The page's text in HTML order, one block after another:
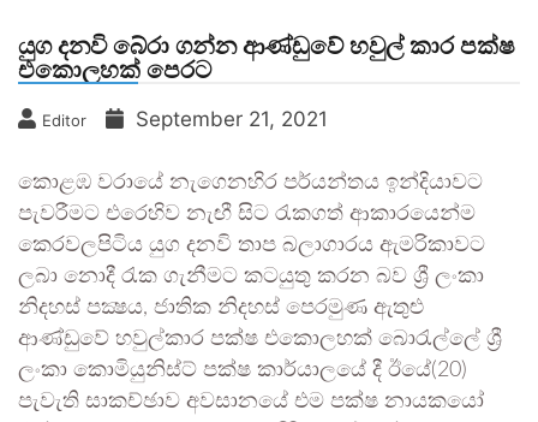
යුග දනවි බේරා ගන්න ආණ්ඩුවේ හවුල් කාර පක්ෂ
එකොලහක් පෙරට
Editor September 21, 2021
කොළඹ වරායේ නැගෙනහිර පර්යන්තය ඉන්දියාවට
පැවරීමට එරෙහිව නැඟී සිට රැකගත් ආකාරයෙන්ම
කෙරවලපිටිය යුග දනවි තාප බලාගාරය ඇමරිකාවට
ලබා නොදී රැක ගැනීමට කටයුතු කරන බව ශ්‍රී ලංකා
නිදහස් පක්‍ෂය, ජාතික නිදහස් පෙරමුණ ඇතුළු
ආණ්ඩුවේ හවුල්කාර පක්ෂ එකොලහක් බොරැල්ලේ ශ්‍රී
ලංකා කොමියුනිස්ට් පක්ෂ කාර්යාලයේ දී ඊයේ(20)
පැවැති සාකච්ඡාව අවසානයේ එම පක්ෂ නායකයෝ